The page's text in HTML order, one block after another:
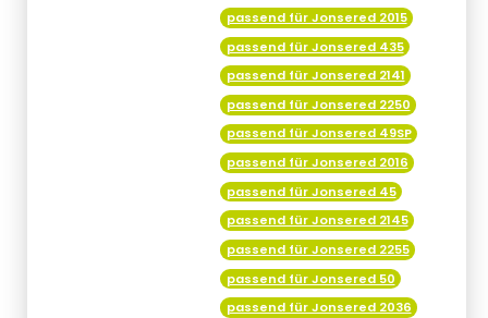
passend für Jonsered 2015
passend für Jonsered 435
passend für Jonsered 2141
passend für Jonsered 2250
passend für Jonsered 49SP
passend für Jonsered 2016
passend für Jonsered 45
passend für Jonsered 2145
passend für Jonsered 2255
passend für Jonsered 50
passend für Jonsered 2036